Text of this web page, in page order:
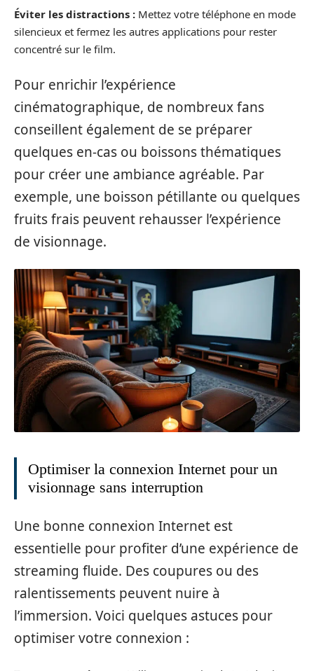
Éviter les distractions : Mettez votre téléphone en mode
silencieux et fermez les autres applications pour rester
concentré sur le film.
Pour enrichir l’expérience
cinématographique, de nombreux fans
conseillent également de se préparer
quelques en-cas ou boissons thématiques
pour créer une ambiance agréable. Par
exemple, une boisson pétillante ou quelques
fruits frais peuvent rehausser l’expérience
de visionnage.
Optimiser la connexion Internet pour un
visionnage sans interruption
Une bonne connexion Internet est
essentielle pour profiter d’une expérience de
streaming fluide. Des coupures ou des
ralentissements peuvent nuire à
l’immersion. Voici quelques astuces pour
optimiser votre connexion :